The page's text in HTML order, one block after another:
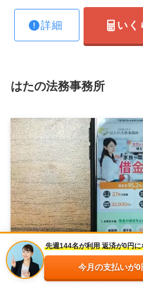
詳細 いく
はたの法務事務所
はたの法務事務所は、東京
先週144名が利用 返済が0円
今月の支払いが0